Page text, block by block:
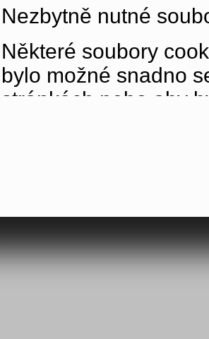
Nezbytně nutné
Některé soubory
bylo možné snadno
stránkách nebo aby
Výkonové soubory
tom, jak používáte